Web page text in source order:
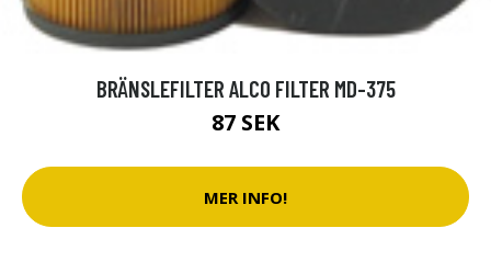
BRÄNSLEFILTER ALCO FILTER MD-375
87 SEK
MER INFO!